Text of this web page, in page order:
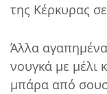
της Κέρκυρας
Άλλα αγαπημένα
νουγκά με μέλι
μπάρα από